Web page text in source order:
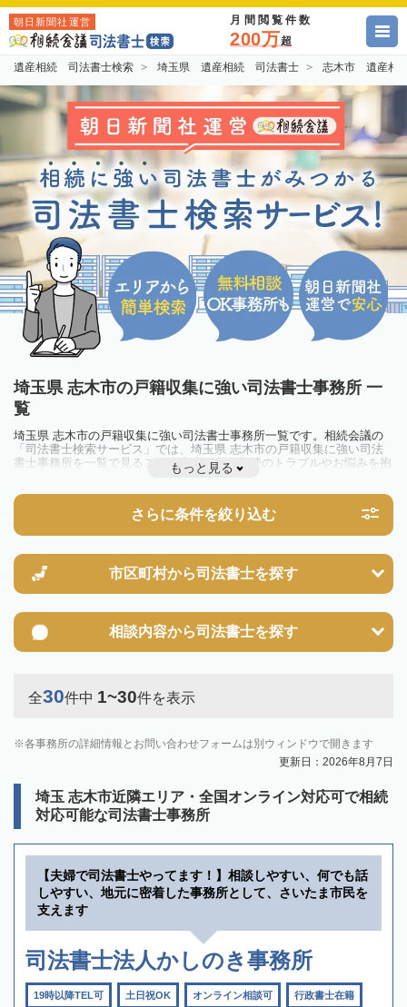
朝日新聞社運営 月間閲覧件数
200万超
遺産相続 司法書士検索 埼玉県 遺産相続 司法書士 志木市 遺産相
埼玉県 志木市の戸籍収集に強い司法書士事務所 一
覧
埼玉県 志木市の戸籍収集に強い司法書士事務所一覧です。相続会議の
「司法書士検索サービス」では、埼玉県 志木市の戸籍収集に強い司法
書士事務所を一覧で見ることが出来ます。相続のトラブルやお悩みを抱
えている方は一度近隣の司法書士に相談してみましょう。
もっと見る
さらに条件を絞り込む
市区町村から司法書士を探す
相談内容から司法書士を探す
全30件中 1~30件を表示
各事務所の詳細情報とお問い合わせフォームは別ウィンドウで開きます
更新日：2026年8月7日
埼玉 志木市近隣エリア・全国オンライン対応可で相続
対応可能な司法書士事務所
【夫婦で司法書士やってます！】相談しやすい、何でも話
しやすい、地元に密着した事務所として、さいたま市民を
支えます
司法書士法人かしのき事務所
19時以降TEL可 土日祝OK オンライン相談可 行政書士在籍